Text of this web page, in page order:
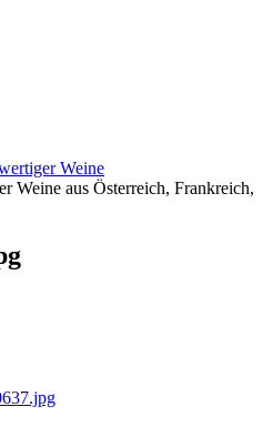
Weine
Weine aus Österreich, Frankreich,